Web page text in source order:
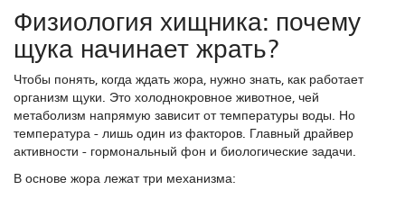
Физиология хищника: почему
щука начинает жрать?
Чтобы понять, когда ждать жора, нужно знать, как работает
организм щуки. Это холоднокровное животное, чей
метаболизм напрямую зависит от температуры воды. Но
температура - лишь один из факторов. Главный драйвер
активности - гормональный фон и биологические задачи.
В основе жора лежат три механизма: